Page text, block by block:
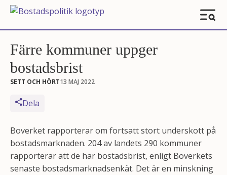
Färre kommuner uppger
bostadsbrist
SETT OCH HÖRT13 MAJ 2022
Dela
Boverket rapporterar om fortsatt stort underskott på
bostadsmarknaden. 204 av landets 290 kommuner
rapporterar att de har bostadsbrist, enligt Boverkets
senaste bostadsmarknadsenkät. Det är en minskning